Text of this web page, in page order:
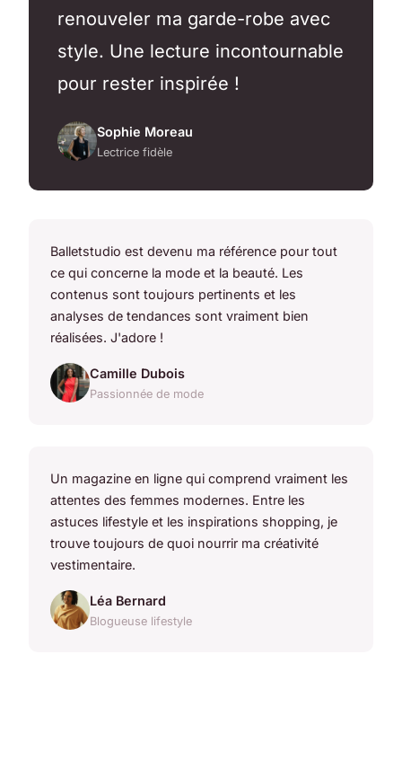
renouveler ma garde-robe avec
style. Une lecture incontournable
pour rester inspirée !
Sophie Moreau
Lectrice fidèle
Balletstudio est devenu ma référence pour tout
ce qui concerne la mode et la beauté. Les
contenus sont toujours pertinents et les
analyses de tendances sont vraiment bien
réalisées. J'adore !
Camille Dubois
Passionnée de mode
Un magazine en ligne qui comprend vraiment les
attentes des femmes modernes. Entre les
astuces lifestyle et les inspirations shopping, je
trouve toujours de quoi nourrir ma créativité
vestimentaire.
Léa Bernard
Blogueuse lifestyle